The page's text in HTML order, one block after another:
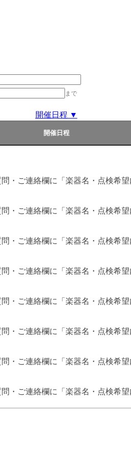
まで
開催日程 ▼
・ご連絡欄に「楽器名・点検希望
・ご連絡欄に「楽器名・点検希望
・ご連絡欄に「楽器名・点検希望
・ご連絡欄に「楽器名・点検希望
・ご連絡欄に「楽器名・点検希望
・ご連絡欄に「楽器名・点検希望
・ご連絡欄に「楽器名・点検希望
・ご連絡欄に「楽器名・点検希望